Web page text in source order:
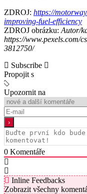
ZDROJ: https://
improving-fuel-efficiency
ZDROJ obrázku: Autor/
https://www.pexels.com/
3812750/
Subscribe
Propojit s
Upozornit na
0 Komentáře
Inline Feedbacks
Zobrazit všechny